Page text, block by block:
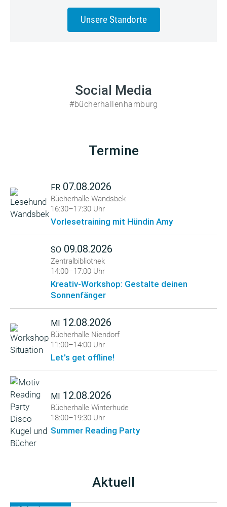
Unsere Standorte
Social Media
#bücherhallenhamburg
Termine
FR 07.08.2026
Bücherhalle Wandsbek
16:30–17:30 Uhr
Vorlesetraining mit Hündin Amy
SO 09.08.2026
Zentralbibliothek
14:00–17:00 Uhr
Kreativ-Workshop: Gestalte deinen
Sonnenfänger
MI 12.08.2026
Bücherhalle Niendorf
11:00–14:00 Uhr
Let's get offline!
MI 12.08.2026
Bücherhalle Winterhude
18:00–19:30 Uhr
Summer Reading Party
Aktuell